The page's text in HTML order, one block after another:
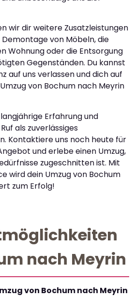
wir dir weitere Zusatzleistungen
von Möbeln, die
Wohnung oder die Entsorgung
Gegenständen. Du kannst
auf uns verlassen und dich auf
von Bochum nach Meyrin
Erfahrung und
als zuverlässiges
Kontaktiere uns noch heute für
und erlebe einen Umzug,
zugeschnitten ist. Mit
wird dein Umzug von Bochum
zum Erfolg!
nach Meyrin
von Bochum nach Meyrin